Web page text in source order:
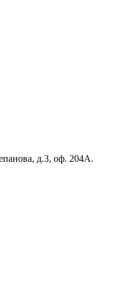
д.3, оф. 204А.